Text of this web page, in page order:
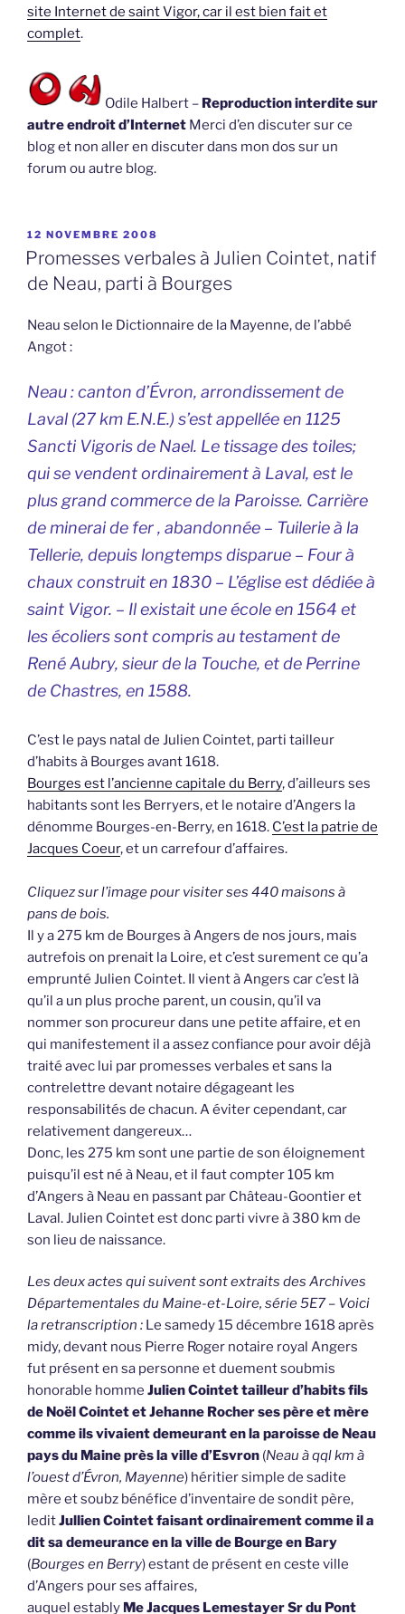
site Internet de saint Vigor, car il est bien fait et
complet.
Odile Halbert – Reproduction interdite sur
autre endroit d’Internet Merci d’en discuter sur ce
blog et non aller en discuter dans mon dos sur un
forum ou autre blog.
PUBLIÉ
LE
12 NOVEMBRE 2008
Promesses verbales à Julien Cointet, natif
de Neau, parti à Bourges
Neau selon le Dictionnaire de la Mayenne, de l’abbé
Angot :
Neau : canton d’Évron, arrondissement de
Laval (27 km E.N.E.) s’est appellée en 1125
Sancti Vigoris de Nael. Le tissage des toiles;
qui se vendent ordinairement à Laval, est le
plus grand commerce de la Paroisse. Carrière
de minerai de fer , abandonnée – Tuilerie à la
Tellerie, depuis longtemps disparue – Four à
chaux construit en 1830 – L’église est dédiée à
saint Vigor. – Il existait une école en 1564 et
les écoliers sont compris au testament de
René Aubry, sieur de la Touche, et de Perrine
de Chastres, en 1588.
C’est le pays natal de Julien Cointet, parti tailleur
d’habits à Bourges avant 1618.
Bourges est l’ancienne capitale du Berry, d’ailleurs ses
habitants sont les Berryers, et le notaire d’Angers la
dénomme Bourges-en-Berry, en 1618. C’est la patrie de
Jacques Coeur, et un carrefour d’affaires.
Cliquez sur l’image pour visiter ses 440 maisons à
pans de bois.
Il y a 275 km de Bourges à Angers de nos jours, mais
autrefois on prenait la Loire, et c’est surement ce qu’a
emprunté Julien Cointet. Il vient à Angers car c’est là
qu’il a un plus proche parent, un cousin, qu’il va
nommer son procureur dans une petite affaire, et en
qui manifestement il a assez confiance pour avoir déjà
traité avec lui par promesses verbales et sans la
contrelettre devant notaire dégageant les
responsabilités de chacun. A éviter cependant, car
relativement dangereux…
Donc, les 275 km sont une partie de son éloignement
puisqu’il est né à Neau, et il faut compter 105 km
d’Angers à Neau en passant par Château-Goontier et
Laval. Julien Cointet est donc parti vivre à 380 km de
son lieu de naissance.
Les deux actes qui suivent sont extraits des Archives
Départementales du Maine-et-Loire, série 5E7 – Voici
la retranscription : Le samedy 15 décembre 1618 après
midy, devant nous Pierre Roger notaire royal Angers
fut présent en sa personne et duement soubmis
honorable homme Julien Cointet tailleur d’habits fils
de Noël Cointet et Jehanne Rocher ses père et mère
comme ils vivaient demeurant en la paroisse de Neau
pays du Maine près la ville d’Esvron (Neau à qql km à
l’ouest d’Évron, Mayenne) héritier simple de sadite
mère et soubz bénéfice d’inventaire de sondit père,
leditJullien Cointet faisant ordinairement comme il a
dit sa demeurance en la ville de Bourge en Bary
(Bourges en Berry) estant de présent en ceste ville
d’Angers pour ses affaires,
auquel estably Me Jacques Lemestayer Sr du Pont